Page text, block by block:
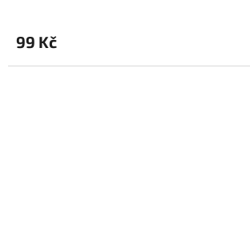
99 Kč